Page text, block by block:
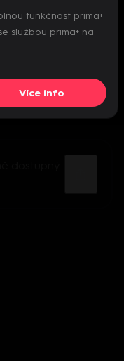
přehrávač
funkčnost prima+
službou prima+ na
Více info